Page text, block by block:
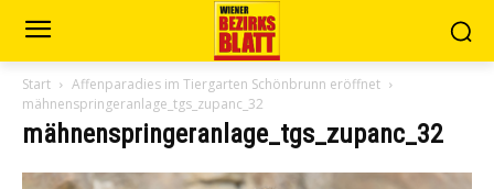
Start
Affenparadies im Tiergarten Schönbrunn eröffnet
mähnenspringeranlage_tgs_zupanc_32
mähnenspringeranlage_tgs_zupanc_32